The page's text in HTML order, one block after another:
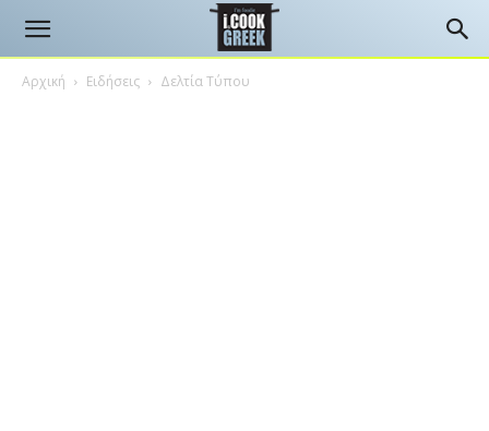
Αρχική Ειδήσεις Δελτία Τύπου